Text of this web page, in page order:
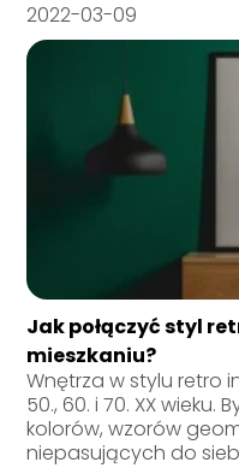
2022-03-09
Jak połączyć styl
mieszkaniu?
Wnętrza w stylu retro
50., 60. i 70. XX wieku.
kolorów, wzorów
niepasujących do